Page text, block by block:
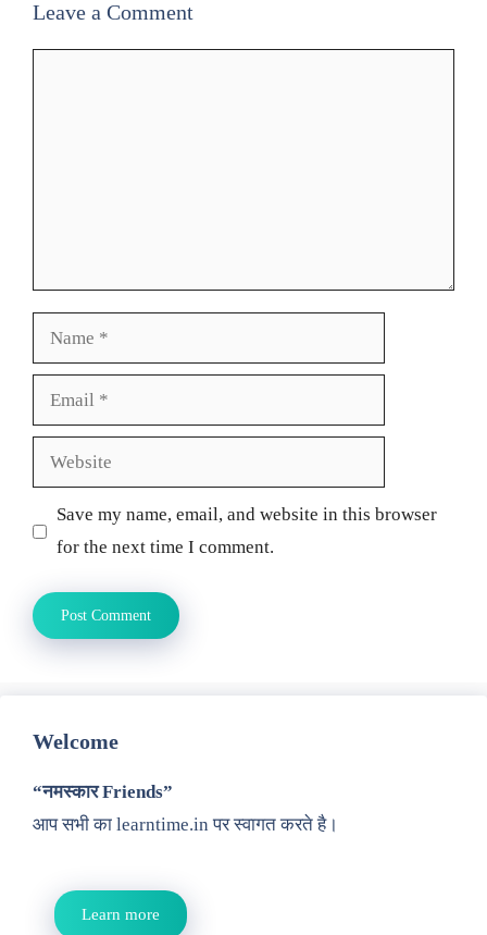
Leave a Comment
Name
Email
Website
Save my name, email, and website in this browser
for the next time I comment.
Welcome
“नमस्कार Friends”
आप सभी का learntime.in पर स्वागत करते है।
Learn more